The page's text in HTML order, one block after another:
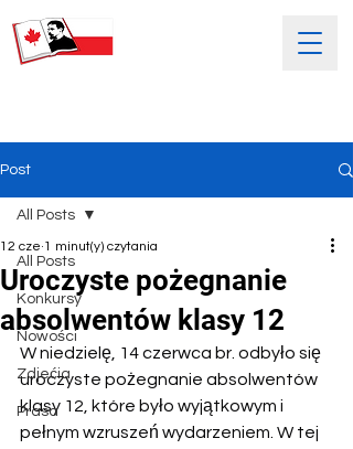
Post
All Posts
Konkursy
Nowości
Zdjećia
Prasa
All Posts
Uroczyste pożegnanie
absolwentów klasy 12
12 cze 1 minut(y) czytania
W niedzielę, 14 czerwca br. odbyło się
uroczyste pożegnanie absolwentów
klasy 12, które było wyjątkowym i
pełnym wzruszeń wydarzeniem. W tej